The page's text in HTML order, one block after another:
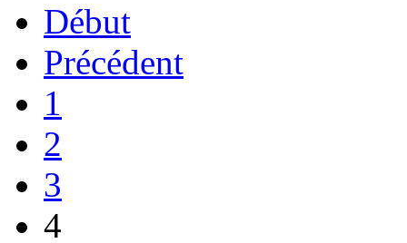
Début
Précédent
1
2
3
4